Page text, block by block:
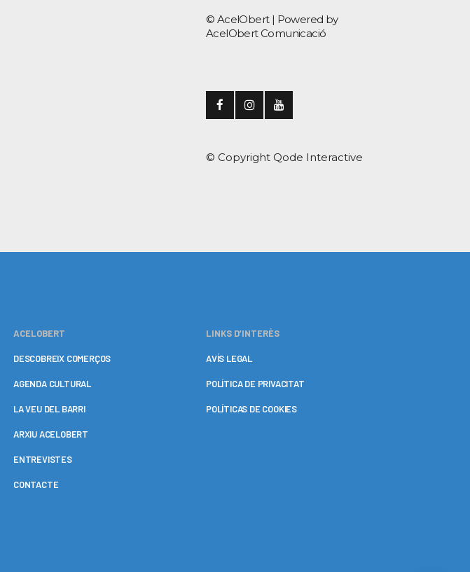
© AcelObert | Powered by
AcelObert Comunicació
© Copyright Qode Interactive
ACELOBERT
DESCOBREIX COMERÇOS
AGENDA CULTURAL
LA VEU DEL BARRI
ARXIU ACELOBERT
ENTREVISTES
CONTACTE
LINKS D’INTERÈS
AVÍS LEGAL
POLÍTICA DE PRIVACITAT
POLÍTICAS DE COOKIES